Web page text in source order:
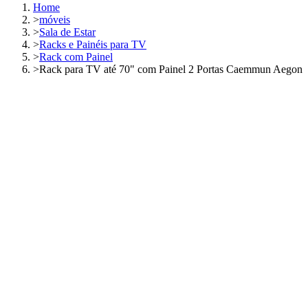
Home
>móveis
>Sala de Estar
>Racks e Painéis para TV
>Rack com Painel
>Rack para TV até 70" com Painel 2 Portas Caemmun Aegon